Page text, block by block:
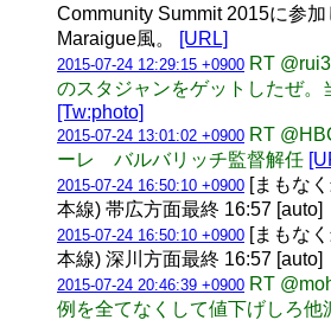
Community Summit 2015に参
Maraigue風。
[URL]
2015-07-24 12:29:15 +0900 RT
のスタジャンをゲットしたぜ。
[Tw:photo]
2015-07-24 13:01:02 +0900 RT
ーレ バルバリッチ監督解任
2015-07-24 16:50:10 +0900 [まもな
本線) 帯広方面最終 16:57 [auto]
2015-07-24 16:50:10 +0900 [まもな
本線) 深川方面最終 16:57 [auto]
2015-07-24 20:46:39 +0900 RT
例を全てなくして値下げしろ他